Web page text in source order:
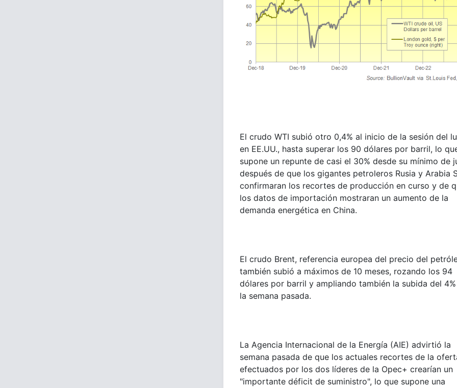
El crudo WTI subió otro 0,4% al inicio de la sesión del
en EE.UU., hasta superar los 90 dólares por barril, lo
supone un repunte de casi el 30% desde su mínimo de
después de que los gigantes petroleros Rusia y Arabia
confirmaran los recortes de producción en curso y de
los datos de importación mostraran un aumento de la
demanda energética en China.
El crudo Brent, referencia europea del precio del
también subió a máximos de 10 meses, rozando los 94
dólares por barril y ampliando también la subida del
la semana pasada.
La Agencia Internacional de la Energía (AIE) advirtió la
semana pasada de que los actuales recortes de la
efectuados por los dos líderes de la Opec+ crearían un
"importante déficit de suministro", lo que supone una